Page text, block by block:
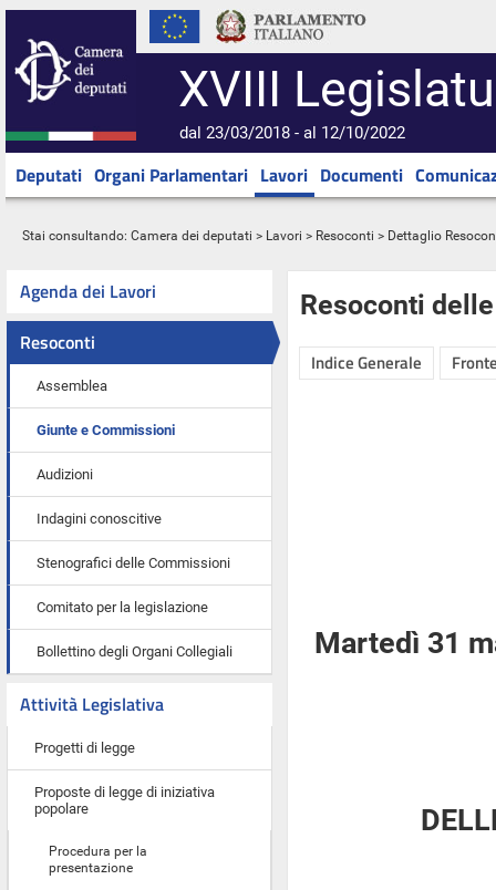
XVIII
dal 23/03/2018 - al 12/10/2022
Deputati Organi Parlamentari Lavori Documenti
Stai consultando: Camera dei deputati > Lavori > Resoconti > Dettaglio
Agenda dei Lavori
Resoconti
Assemblea
Giunte e Commissioni
Audizioni
Indagini conoscitive
Stenografici delle Commissioni
Comitato per la legislazione
Bollettino degli Organi Collegiali
Attività Legislativa
Progetti di legge
Proposte di legge di iniziativa
popolare
Procedura per la
presentazione
Resoconti
Indice Generale
Martedì 31